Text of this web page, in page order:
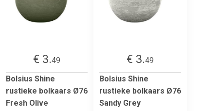
€ 3.49
Bolsius Shine
rustieke bolkaars Ø76
Fresh Olive
€ 3.49
Bolsius Shine
rustieke bolkaars Ø76
Sandy Grey